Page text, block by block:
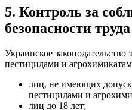
5. Контроль за
безопасности труда
Украинское законодательство
пестицидами и
лиц, не имеющих
пестицидами и
лиц до 18 лет;